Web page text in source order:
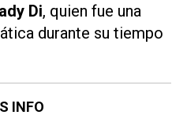
Di, quien fue una
durante su tiempo
INFO